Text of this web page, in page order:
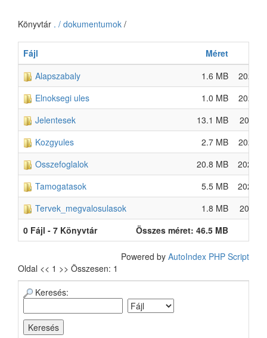
Könyvtár . / dokumentumok /
Fájl Méret
Alapszabaly
1.6 MB
2025-
Elnoksegi ules
1.0 MB
2025-
Jelentesek
13.1 MB
2024-
Kozgyules
2.7 MB
2025-
Osszefoglalok
20.8 MB
2022-
Tamogatasok
5.5 MB
2025-
Tervek_megvalosulasok
1.8 MB
2025-
0 Fájl - 7 Könyvtár
Összes méret: 46.5 MB
Powered by AutoIndex PHP Script
Oldal << 1 >> Összesen: 1
Keresés: